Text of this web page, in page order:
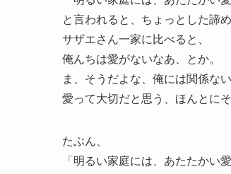
と言われると、ちょっとした諦め
サザエさん一家に比べると、
俺んちは愛がないなあ、とか。
ま、そうだよな、俺には関係な
愛って大切だと思う、ほんとに
たぶん、
「明るい家庭には、あたたかい愛